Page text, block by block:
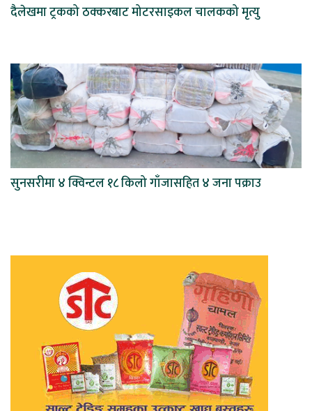
दैलेखमा ट्रकको ठक्करबाट मोटरसाइकल चालकको मृत्यु
सुनसरीमा ४ क्विन्टल १८ किलो गाँजासहित ४ जना पक्राउ